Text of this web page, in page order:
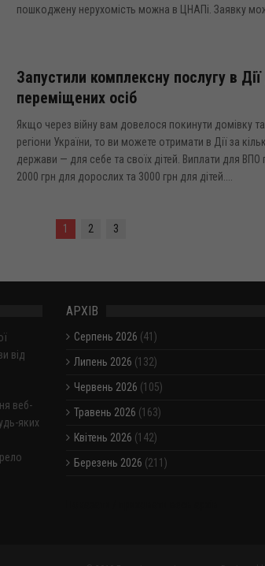
пошкоджену нерухомість можна в ЦНАПі. Заявку
Запустили комплексну послугу в
переміщених осіб
Якщо через війну вам довелося покинути домівку
регіони України, то ви можете отримати в Дії за
держави — для себе та своїх дітей. Виплати для ВПО
2000 грн для дорослих та 3000 грн для дітей....
1 2 3
від
веб-
яких
АРХІВ
Серпень 2026 (41)
Липень 2026 (132)
Червень 2026 (105)
Травень 2026 (163)
Квітень 2026 (142)
Березень 2026 (211)